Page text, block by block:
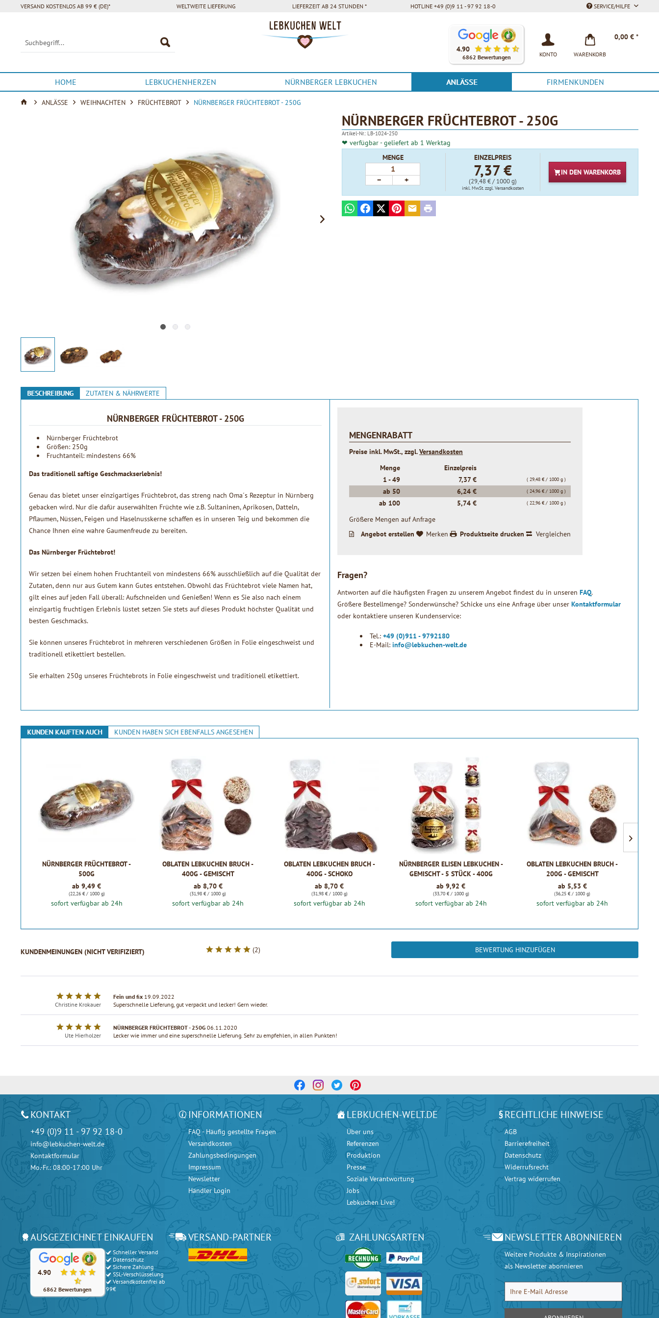
VERSAND KOSTENLOS AB 99 € (DE)* WELTWEITE LIEFERUNG LIEFERZEIT AB 24 STUNDEN * HOTLINE +49 (0)9 11 - 97 92 18-0 SERVICE/HILFE
Unsere Kunden bewerten unsere Produkte und unseren Service
4.90
6862 Bewertungen KONTO WARENKORB
0,00 € *
HOME LEBKUCHENHERZEN NÜRNBERGER LEBKUCHEN ANLÄSSE FIRMENKUNDEN
ANLÄSSE WEIHNACHTEN FRÜCHTEBROT NÜRNBERGER FRÜCHTEBROT - 250G
NÜRNBERGER FRÜCHTEBROT - 250G
Artikel-Nr.: LB-1024-250
❤ verfügbar - geliefert ab 1 Werktag
MENGE
− +
EINZELPREIS
7,37 €
(29,48 € / 1000 g)
inkl. MwSt.zzgl. Versandkosten
IN DEN WARENKORB
WhatsAppFacebook
X PinterestE-mailPrint
BESCHREIBUNG ZUTATEN & NÄHRWERTE
NÜRNBERGER FRÜCHTEBROT - 250G
Nürnberger Früchtebrot
Größen: 250g
Fruchtanteil: mindestens 66%
Das traditionell saftige Geschmackserlebnis!
Genau das bietet unser einzigartiges Früchtebrot, das streng nach Oma´s Rezeptur in Nürnberg
gebacken wird. Nur die dafür auserwählten Früchte wie z.B. Sultaninen, Aprikosen, Datteln,
Pflaumen, Nüssen, Feigen und Haselnusskerne schaffen es in unseren Teig und bekommen die
Chance Ihnen eine wahre Gaumenfreude zu bereiten.
Das Nürnberger Früchtebrot!
Wir setzen bei einem hohen Fruchtanteil von mindestens 66% ausschließlich auf die Qualität der
Zutaten, denn nur aus Gutem kann Gutes entstehen. Obwohl das Früchtebrot viele Namen hat,
gilt eines auf jeden Fall überall: Aufschneiden und Genießen! Wenn es Sie also nach einem
einzigartig fruchtigen Erlebnis lüstet setzen Sie stets auf dieses Produkt höchster Qualität und
besten Geschmacks.
Sie können unseres Früchtebrot in mehreren verschiedenen Größen in Folie eingeschweist und
traditionell etikettiert bestellen.
Sie erhalten 250g unseres Früchtebrots in Folie eingeschweist und traditionell etikettiert.
MENGENRABATT
Preise inkl. MwSt., zzgl.Versandkosten
Menge
Einzelpreis
1 -49 7,37 € ( 29,48 € / 1000 g )
ab 50 6,24 € ( 24,96 € / 1000 g )
ab 100 5,74 € ( 22,96 € / 1000 g )
Größere Mengen auf Anfrage
Angebot erstellen
Merken Produktseite drucken Vergleichen
Fragen?
Antworten auf die häufigsten Fragen zu unserem Angebot findest du in unseren FAQ.
Größere Bestellmenge? Sonderwünsche? Schicke uns eine Anfrage über unser Kontaktformular
oder kontaktiere unseren Kundenservice:
Tel.: +49 (0)911 - 9792180
E-Mail: info@lebkuchen-welt.de
KUNDEN KAUFTEN AUCH KUNDEN HABEN SICH EBENFALLS ANGESEHEN
NÜRNBERGER FRÜCHTEBROT -
500G
ab 9,49 €
(22,26 € / 1000 g)
sofort verfügbar ab 24h
OBLATEN LEBKUCHEN BRUCH -
400G - GEMISCHT
ab 8,70 €
(31,98 € / 1000 g)
sofort verfügbar ab 24h
OBLATEN LEBKUCHEN BRUCH -
400G - SCHOKO
ab 8,70 €
(31,98 € / 1000 g)
sofort verfügbar ab 24h
NÜRNBERGER ELISEN LEBKUCHEN -
GEMISCHT - 5 STÜCK - 400G
ab 9,92 €
(33,70 € / 1000 g)
sofort verfügbar ab 24h
OBLATEN LEBKUCHEN BRUCH -
200G - GEMISCHT
ab 5,53 €
(36,25 € / 1000 g)
sofort verfügbar ab 24h
KUNDENMEINUNGEN (NICHT VERIFIZIERT) (2) BEWERTUNG HINZUFÜGEN
Christine Krokauer
Fein und fix 19.09.2022
Superschnelle Lieferung, gut verpackt und lecker! Gern wieder.
Ute Hierholzer
NÜRNBERGER FRÜCHTEBROT - 250G 06.11.2020
Lecker wie immer und eine superschnelle Lieferung. Sehr zu empfehlen, in allen Punkten!
KONTAKT
+49 (0)9 11 - 97 92 18-0
info@lebkuchen-welt.de
Kontaktformular
Mo.-Fr.: 08:00-17:00 Uhr
INFORMATIONEN
FAQ - Häufig gestellte Fragen
Versandkosten
Zahlungsbedingungen
Impressum
Newsletter
Händler Login
LEBKUCHEN-WELT.DE
Über uns
Referenzen
Produktion
Presse
Soziale Verantwortung
Jobs
Lebkuchen Live!
RECHTLICHE HINWEISE
AGB
Barrierefreiheit
Datenschutz
Widerrufsrecht
Vertrag widerrufen
AUSGEZEICHNET EINKAUFEN
Unsere Kunden bewerten unsere Produkte und unseren Service beiGoogle mit 4.90 / 5 Sternen und beieKomimit 4.80 / 5 Sternen.
4.90
6862 Bewertungen
Schneller Versand
Datenschutz
Sichere Zahlung
SSL-Verschlüsselung
Versandkostenfrei ab
99€
VERSAND-PARTNER ZAHLUNGSARTEN NEWSLETTER ABONNIEREN
Weitere Produkte & Inspirationen
als Newsletter abonnieren